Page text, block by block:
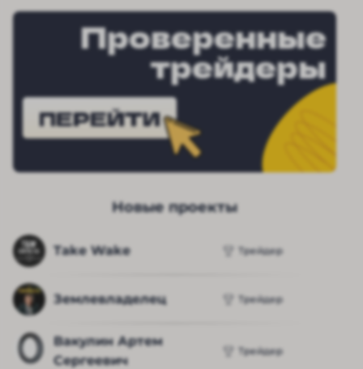
Проверенные
трейдеры
ПЕРЕЙТИ
Новые проекты
Take Wake Трейдер
Землевладелец Трейдер
Вакулин Артем
Сергеевич
Трейдер